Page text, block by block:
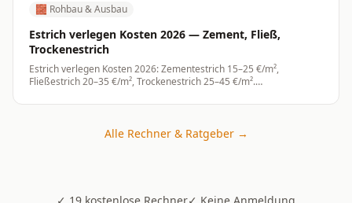
🧱 Rohbau & Ausbau
Estrich verlegen Kosten 2026 — Zement, Fließ,
Trockenestrich
Estrich verlegen Kosten 2026: Zementestrich 15–25 €/m²,
Fließestrich 20–35 €/m², Trockenestrich 25–45 €/m².
Alle Rechner & Ratgeber →